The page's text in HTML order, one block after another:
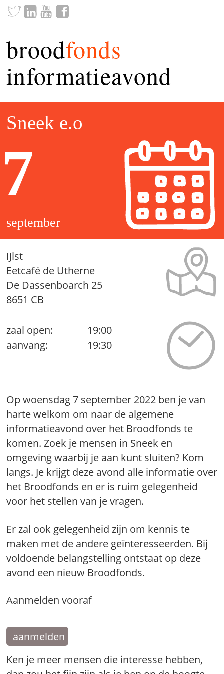
broodfonds
informatieavond
Sneek e.o
7
september
IJlst
Eetcafé de Utherne
De Dassenboarch 25
8651 CB
zaal open:
19:00
aanvang:
19:30
Op woensdag 7 september 2022 ben je van
harte welkom om naar de algemene
informatieavond over het Broodfonds te
komen. Zoek je mensen in Sneek en
omgeving waarbij je aan kunt sluiten? Kom
langs. Je krijgt deze avond alle informatie over
het Broodfonds en er is ruim gelegenheid
voor het stellen van je vragen.
Er zal ook gelegenheid zijn om kennis te
maken met de andere geïnteresseerden. Bij
voldoende belangstelling ontstaat op deze
avond een nieuw Broodfonds.
Aanmelden vooraf
aanmelden
Ken je meer mensen die interesse hebben,